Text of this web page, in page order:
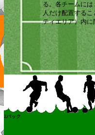
る。各チームに
人だけ配置する
ティエリア）内
2バック